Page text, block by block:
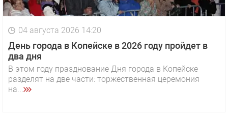
04 августа 2026 14:20
День города в Копейске в 2026 году пройдет в
два дня
В этом году празднование Дня города в Копейске
разделят на две части: торжественная церемония
на...